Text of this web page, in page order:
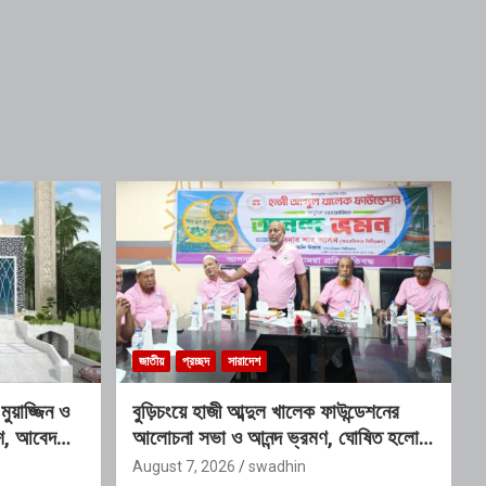
ও
আবেদনের
জাতীয় প্রচ্ছদ সারাদেশ
বুড়িচংয়ে হাজী আব্দুল খালেক ফাউন্ডেশনের
আলোচনা সভা ও আনন্দ ভ্রমণ, ঘোষিত হলো
নতুন কার্যনির্বাহী কমিটি
August 7, 2026 swadhin